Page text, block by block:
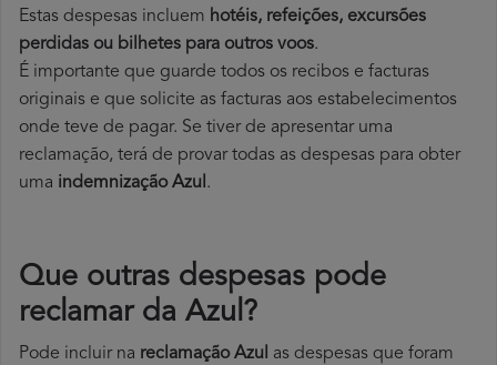
Estas despesas incluem hotéis, refeições, excursões
perdidas ou bilhetes para outros voos.
É importante que guarde todos os recibos e facturas
originais e que solicite as facturas aos estabelecimentos
onde teve de pagar. Se tiver de apresentar uma
reclamação, terá de provar todas as despesas para obter
uma indemnização Azul.
Que outras despesas pode
reclamar da Azul?
Pode incluir na reclamação Azul as despesas que foram